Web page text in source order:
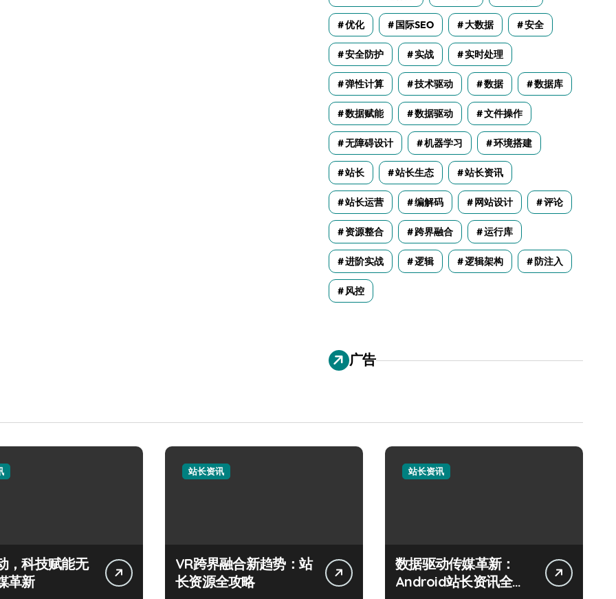
优化 国际SEO 大数据 安全
安全防护 实战 实时处理
弹性计算 技术驱动 数据 数据库
数据赋能 数据驱动 文件操作
无障碍设计 机器学习 环境搭建
站长 站长生态 站长资讯
站长运营 编解码 网站设计 评论
资源整合 跨界融合 运行库
进阶实战 逻辑 逻辑架构 防注入
风控
广告
，科技赋能无
革新
站长资讯
VR跨界融合新趋势：站
长资源全攻略
站长资讯
数据驱动传媒革新：
Android站长资讯全攻